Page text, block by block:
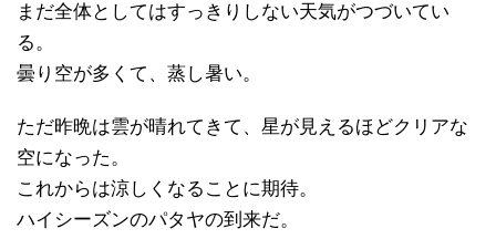
まだ全体としてはすっきりしない天気がつづいてい
る。
曇り空が多くて、蒸し暑い。
ただ昨晩は雲が晴れてきて、星が見えるほどクリアな
空になった。
これからは涼しくなることに期待。
ハイシーズンのパタヤの到来だ。